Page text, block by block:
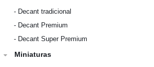
- Decant tradicional
- Decant Premium
- Decant Super Premium
Miniaturas